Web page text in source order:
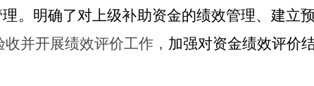
。 明确了对上级补助资金的绩效管理、建立
并开展绩效评价工作， 加强对资金绩效评价